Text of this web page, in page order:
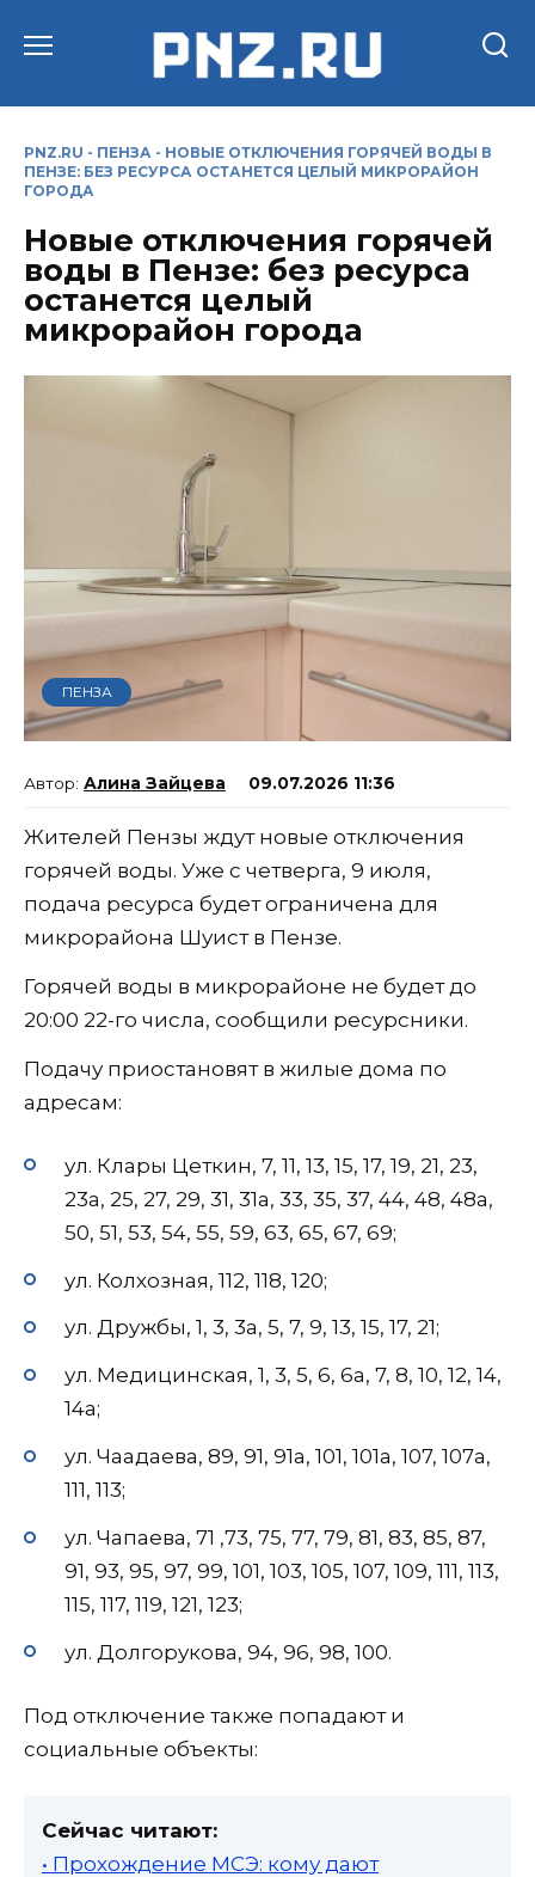
PNZ.RU - ПЕНЗА - НОВЫЕ ОТКЛЮЧЕНИЯ ГОРЯЧЕЙ ВОДЫ В
ПЕНЗЕ: БЕЗ РЕСУРСА ОСТАНЕТСЯ ЦЕЛЫЙ МИКРОРАЙОН
ГОРОДА
Новые отключения горячей
воды в Пензе: без ресурса
останется целый
микрорайон города
ПЕНЗА
Алина Зайцева 09.07.2026 11:36
Жителей Пензы ждут новые отключения
горячей воды. Уже с четверга, 9 июля,
подача ресурса будет ограничена для
микрорайона Шуист в Пензе.
Горячей воды в микрорайоне не будет до
20:00 22-го числа, сообщили ресурсники.
Подачу приостановят в жилые дома по
адресам:
ул. Клары Цеткин, 7, 11, 13, 15, 17, 19, 21, 23,
23а, 25, 27, 29, 31, 31а, 33, 35, 37, 44, 48, 48а,
50, 51, 53, 54, 55, 59, 63, 65, 67, 69;
ул. Колхозная, 112, 118, 120;
ул. Дружбы, 1, 3, 3а, 5, 7, 9, 13, 15, 17, 21;
ул. Медицинская, 1, 3, 5, 6, 6а, 7, 8, 10, 12, 14,
14а;
ул. Чаадаева, 89, 91, 91а, 101, 101а, 107, 107а,
111, 113;
ул. Чапаева, 71 ,73, 75, 77, 79, 81, 83, 85, 87,
91, 93, 95, 97, 99, 101, 103, 105, 107, 109, 111, 113,
115, 117, 119, 121, 123;
ул. Долгорукова, 94, 96, 98, 100.
Под отключение также попадают и
социальные объекты:
Сейчас читают:
• Прохождение МСЭ: кому дают